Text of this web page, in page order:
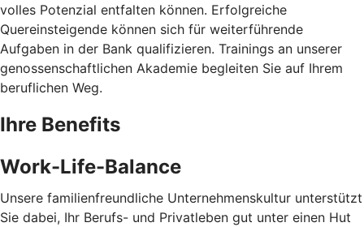
volles Potenzial entfalten können. Erfolgreiche
Quereinsteigende können sich für weiterführende
Aufgaben in der Bank qualifizieren. Trainings an unserer
genossenschaftlichen Akademie begleiten Sie auf Ihrem
beruflichen Weg.
Ihre Benefits
Work-Life-Balance
Unsere familienfreundliche Unternehmenskultur unterstützt
Sie dabei, Ihr Berufs- und Privatleben gut unter einen Hut